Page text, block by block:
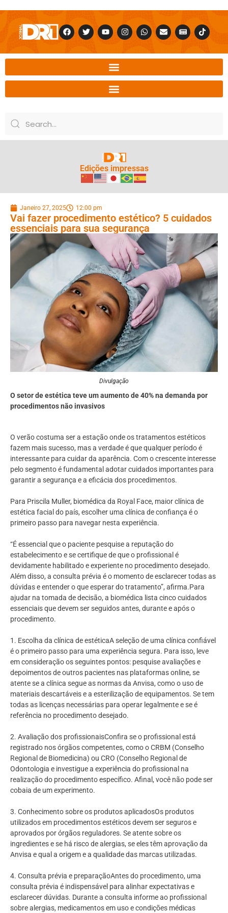
Edições impressas
Janeiro 27, 2025 12:00 pm
Vai fazer procedimento estético? 5 cuidados
essenciais para sua segurança
Divulgação
O setor de estética teve um aumento de 40% na demanda por
procedimentos não invasivos
O verão costuma ser a estação onde os tratamentos estéticos
fazem mais sucesso, mas a verdade é que qualquer período é
interessante para cuidar da aparência. Com o crescente interesse
pelo segmento é fundamental adotar cuidados importantes para
garantir a segurança e a eficácia dos procedimentos.
Para Priscila Muller, biomédica da Royal Face, maior clínica de
estética facial do país, escolher uma clínica de confiança é o
primeiro passo para navegar nesta experiência.
“É essencial que o paciente pesquise a reputação do
estabelecimento e se certifique de que o profissional é
devidamente habilitado e experiente no procedimento desejado.
Além disso, a consulta prévia é o momento de esclarecer todas as
dúvidas e entender o que esperar do tratamento”, afirma.Para
ajudar na tomada de decisão, a biomédica lista cinco cuidados
essenciais que devem ser seguidos antes, durante e após o
procedimento.
1. Escolha da clínica de estéticaA seleção de uma clínica confiável
é o primeiro passo para uma experiência segura. Para isso, leve
em consideração os seguintes pontos: pesquise avaliações e
depoimentos de outros pacientes nas plataformas online, se
atente se a clínica segue as normas da Anvisa, como o uso de
materiais descartáveis e a esterilização de equipamentos. Se tem
todas as licenças necessárias para operar legalmente e se é
referência no procedimento desejado.
2. Avaliação dos profissionaisConfira se o profissional está
registrado nos órgãos competentes, como o CRBM (Conselho
Regional de Biomedicina) ou CRO (Conselho Regional de
Odontologia e investigue a experiência do profissional na
realização do procedimento específico. Afinal, você não pode ser
cobaia de um experimento.
3. Conhecimento sobre os produtos aplicadosOs produtos
utilizados em procedimentos estéticos devem ser seguros e
aprovados por órgãos reguladores. Se atente sobre os
ingredientes e se há risco de alergias, se eles têm aprovação da
Anvisa e qual a origem e a qualidade das marcas utilizadas.
4. Consulta prévia e preparaçãoAntes do procedimento, uma
consulta prévia é indispensável para alinhar expectativas e
esclarecer dúvidas. Durante a consulta informe ao profissional
sobre alergias, medicamentos em uso e condições médicas